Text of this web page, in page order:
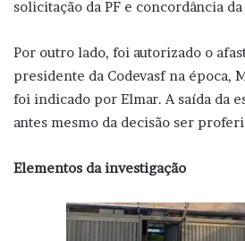
solicitação da PF e concordância da
Por outro lado, foi autorizado o
presidente da Codevasf na época,
foi indicado por Elmar. A saída da
antes mesmo da decisão ser
Elementos da investigação